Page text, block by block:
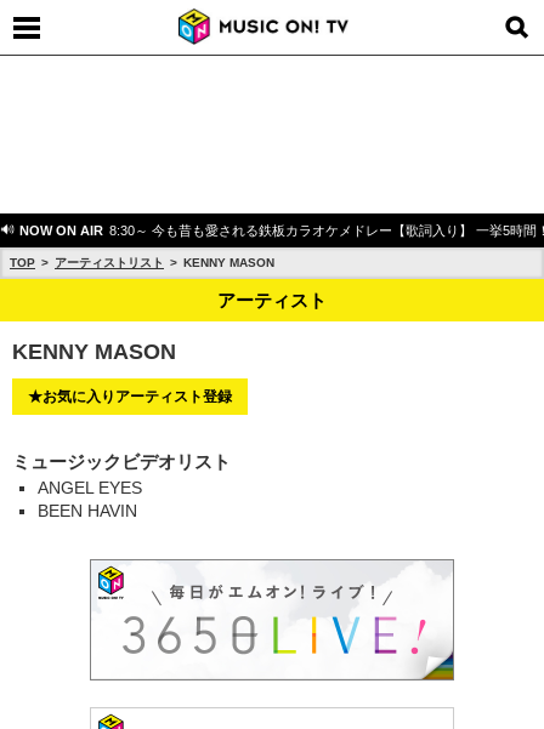
NOW ON AIR 8:30～ 今も昔も愛される鉄板カラオケメドレー【歌詞入り】 一挙5時間
TOP アーティストリスト KENNY MASON
アーティスト
KENNY MASON
★お気に入りアーティスト登録
ミュージックビデオリスト
ANGEL EYES
BEEN HAVIN